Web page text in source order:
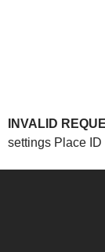
INVALID
settings Place ID